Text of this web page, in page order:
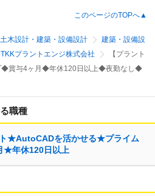
このページのTOPへ▲
土木設計・建築・設備設計
建築・設備設
TKKプラントエンジ株式会社
【プラント
◆賞与4ヶ月◆年休120日以上◆夜勤なし◆
職種
★AutoCADを活かせる★プライム
★年休120日以上